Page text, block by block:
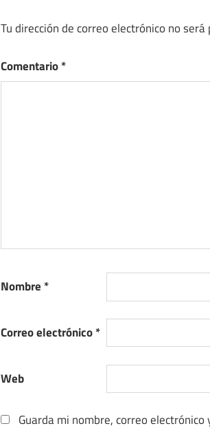
Tu dirección de correo electrónico no será
Comentario*
Nombre *
Correo electrónico*
Web
Guarda mi nombre, correo